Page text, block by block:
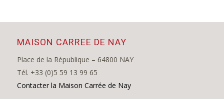
MAISON CARREE DE NAY
Place de la République – 64800 NAY
Tél. +33 (0)5 59 13 99 65
Contacter la Maison Carrée de Nay